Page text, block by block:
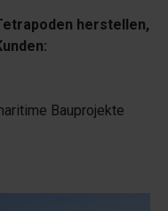
herstellen,
Bauprojekte